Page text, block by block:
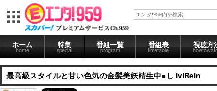
ホーム
home
特集
special
番組一覧
program
番組表
timetable
視聴方
最高級スタイルと甘い色気の金髪美妖精生中●し IviRein